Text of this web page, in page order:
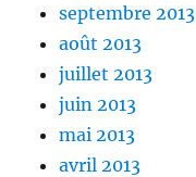
septembre 2013
août 2013
juillet 2013
juin 2013
mai 2013
avril 2013